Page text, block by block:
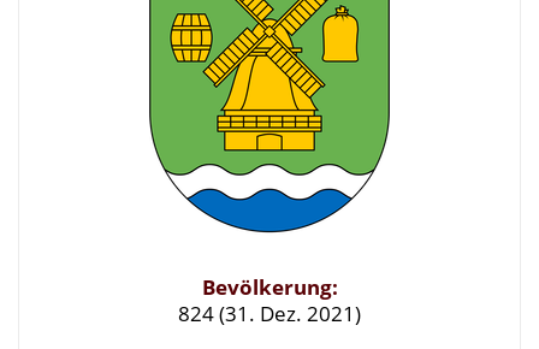
Bevölkerung:
824 (31. Dez. 2021)